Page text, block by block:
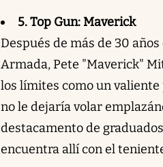
5. Top Gun: Maverick
Después de más de 30
Armada, Pete "Maverick"
los límites como un valiente
no le dejaría volar
destacamento de
encuentra allí con el